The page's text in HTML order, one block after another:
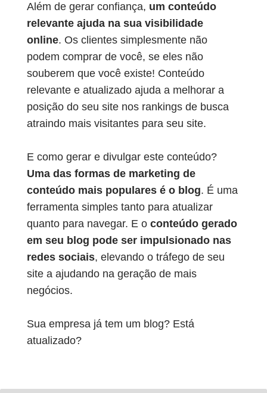
Além de gerar confiança, um conteúdo
relevante ajuda na sua visibilidade
online. Os clientes simplesmente não
podem comprar de você, se eles não
souberem que você existe! Conteúdo
relevante e atualizado ajuda a melhorar a
posição do seu site nos rankings de busca
atraindo mais visitantes para seu site.
E como gerar e divulgar este conteúdo?
Uma das formas de marketing de
conteúdo mais populares é o blog. É uma
ferramenta simples tanto para atualizar
quanto para navegar. E o conteúdo gerado
em seu blog pode ser impulsionado nas
redes sociais, elevando o tráfego de seu
site a ajudando na geração de mais
negócios.
Sua empresa já tem um blog? Está
atualizado?